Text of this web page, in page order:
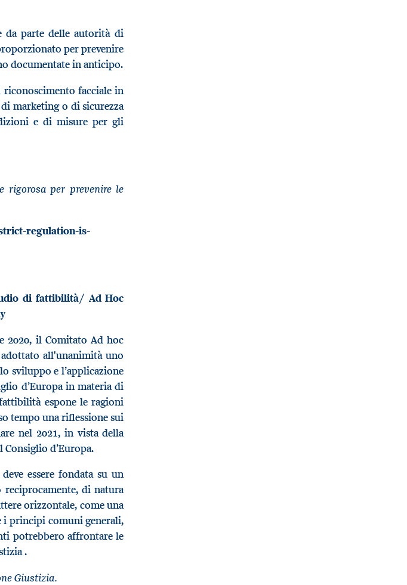
da parte delle autorità di
per prevenire
documentate in anticipo.
riconoscimento facciale in
marketing o di sicurezza
e di misure per gli
rigorosa per prevenire le
regulation-is-
di fattibilità/ Ad Hoc
2020, il Comitato Ad hoc
adottato all'unanimità uno
sviluppo e l’applicazione
d’Europa in materia di
espone le ragioni
tempo una riflessione sui
nel 2021, in vista della
d’Europa.
essere fondata su un
di natura
orizzontale, come una
i principi comuni generali,
potrebbero affrontare le
.
Giustizia.